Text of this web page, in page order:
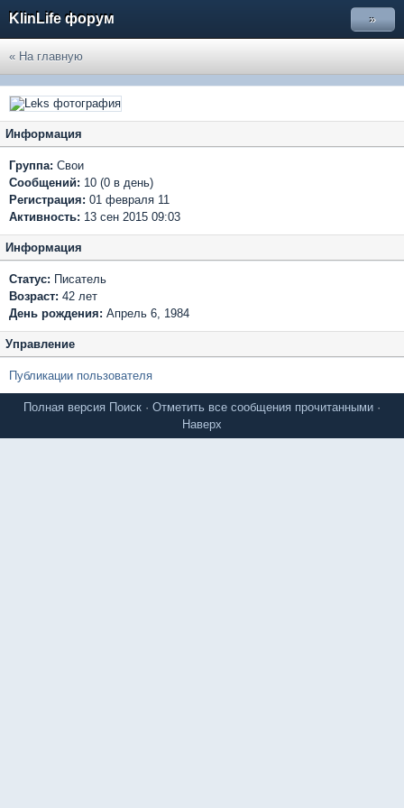
KlinLife форум »
« На главную
Информация
Группа: Свои
Сообщений: 10 (0 в день)
Регистрация: 01 февраля 11
Активность: 13 сен 2015 09:03
Информация
Статус: Писатель
Возраст: 42 лет
День рождения: Апрель 6, 1984
Управление
Публикации пользователя
Полная версия Поиск · Отметить все сообщения прочитанными ·
Наверх